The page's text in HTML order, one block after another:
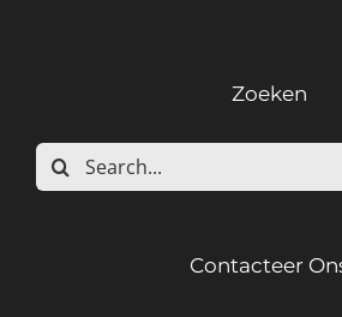
Zoeken
Search
for:
Contacteer